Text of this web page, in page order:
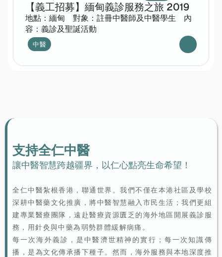
【義工招募】緬甸義診服務之旅 2019
地點：緬甸　對象：註冊中醫師及中醫學生　內
容：義診及聖誕活動
中醫
支持全仁中醫
讓中醫智慧跨越疆界，以仁心點亮生命希望！
全仁中醫紮根香港，聯通世界。我們不僅在本港社區及學校
深耕中醫藥文化推廣，將中醫智慧融入市民生活；我們更組
建專業醫療團隊，遠赴醫療資源匱乏的海外地區開展義診服
務，用針灸與中藥為弱勢群體緩解病痛。
每一次海外義診，是中醫濟世精神的實行；每一次知識傳
播，是為文化傳承播下種子。然而，海外服務與本地深度推